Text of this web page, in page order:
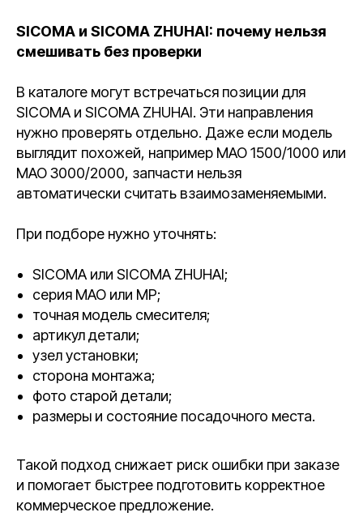
SICOMA и SICOMA ZHUHAI: почему нельзя
смешивать без проверки
В каталоге могут встречаться позиции для
SICOMA и SICOMA ZHUHAI. Эти направления
нужно проверять отдельно. Даже если модель
выглядит похожей, например MAO 1500/1000 или
MAO 3000/2000, запчасти нельзя
автоматически считать взаимозаменяемыми.
При подборе нужно уточнять:
SICOMA или SICOMA ZHUHAI;
серия MAO или MP;
точная модель смесителя;
артикул детали;
узел установки;
сторона монтажа;
фото старой детали;
размеры и состояние посадочного места.
Такой подход снижает риск ошибки при заказе
и помогает быстрее подготовить корректное
коммерческое предложение.